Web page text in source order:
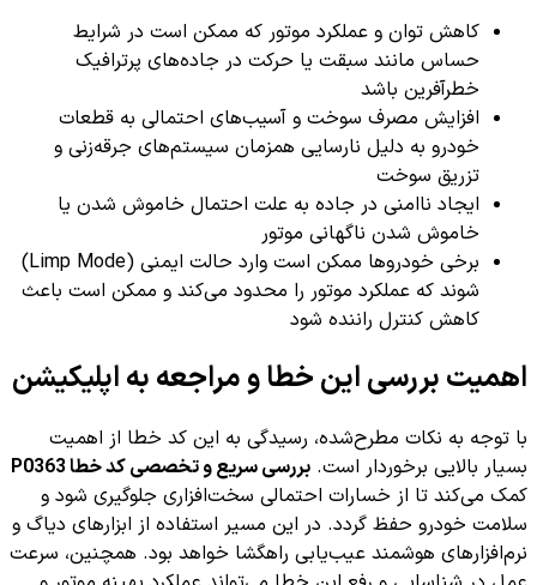
کاهش توان و عملکرد موتور که ممکن است در شرایط
حساس مانند سبقت یا حرکت در جاده‌های پرترافیک
خطرآفرین باشد
افزایش مصرف سوخت و آسیب‌های احتمالی به قطعات
خودرو به دلیل نارسایی همزمان سیستم‌های جرقه‌زنی و
تزریق سوخت
ایجاد ناامنی در جاده به علت احتمال خاموش شدن یا
خاموش شدن ناگهانی موتور
برخی خودروها ممکن است وارد حالت ایمنی (Limp Mode)
شوند که عملکرد موتور را محدود می‌کند و ممکن است باعث
کاهش کنترل راننده شود
اهمیت بررسی این خطا و مراجعه به اپلیکیشن
با توجه به نکات مطرح‌شده، رسیدگی به این کد خطا از اهمیت
بسیار بالایی برخوردار است. بررسی سریع و تخصصی کد خطا P0363
کمک می‌کند تا از خسارات احتمالی سخت‌افزاری جلوگیری شود و
سلامت خودرو حفظ گردد. در این مسیر استفاده از ابزارهای دیاگ و
نرم‌افزارهای هوشمند عیب‌یابی راهگشا خواهد بود. همچنین، سرعت